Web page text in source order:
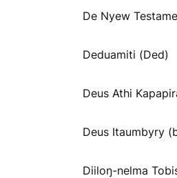
De Nyew
Deduamiti (Ded)
Deus Athi
Deus Itaumbyry
Diiloŋ-nelma